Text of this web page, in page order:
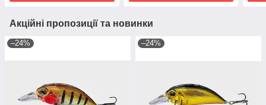
Акційні пропозиції та новинки
–24% –24%